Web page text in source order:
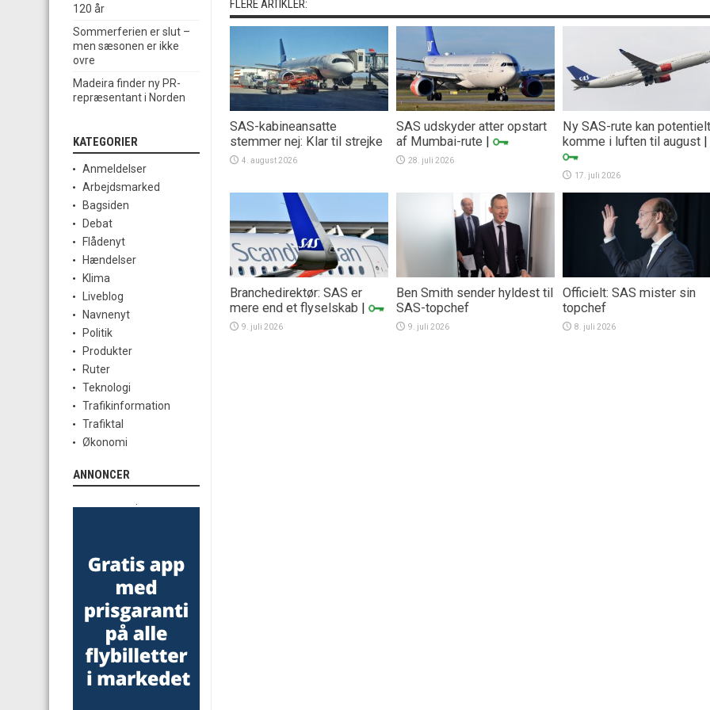
FLERE ARTIKLER:
SAS-kabineansatte
stemmer nej: Klar til strejke
4. august 2026
SAS udskyder atter opstart
af Mumbai-rute |
28. juli 2026
Ny SAS-rute kan potentielt
komme i luften til august |
17. juli 2026
Branchedirektør: SAS er
mere end et flyselskab |
9. juli 2026
Ben Smith sender hyldest til
SAS-topchef
9. juli 2026
Officielt: SAS mister sin
topchef
8. juli 2026
120 år
Sommerferien er slut –
men sæsonen er ikke
ovre
Madeira finder ny PR-
repræsentant i Norden
KATEGORIER
Anmeldelser
Arbejdsmarked
Bagsiden
Debat
Flådenyt
Hændelser
Klima
Liveblog
Navnenyt
Politik
Produkter
Ruter
Teknologi
Trafikinformation
Trafiktal
Økonomi
ANNONCER